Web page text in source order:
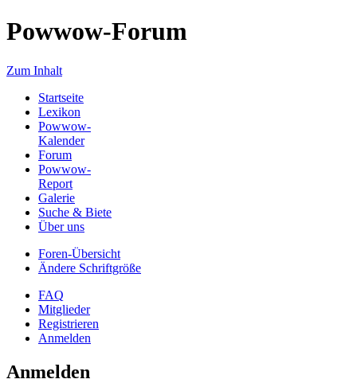
Powwow-Forum
Zum Inhalt
Startseite
Lexikon
Powwow-
Kalender
Forum
Powwow-
Report
Galerie
Suche & Biete
Über uns
Foren-Übersicht
Ändere Schriftgröße
FAQ
Mitglieder
Registrieren
Anmelden
Anmelden